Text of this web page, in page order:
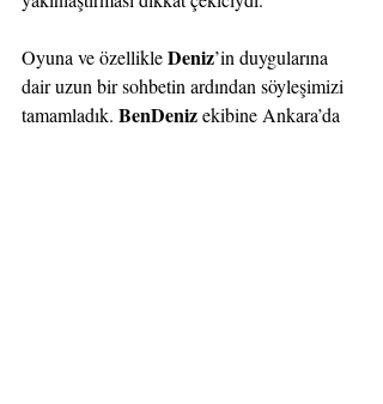
Oyuna ve özellikle Deniz’in duygularına
dair uzun bir sohbetin ardından söyleşimizi
tamamladık. BenDeniz ekibine Ankara’da